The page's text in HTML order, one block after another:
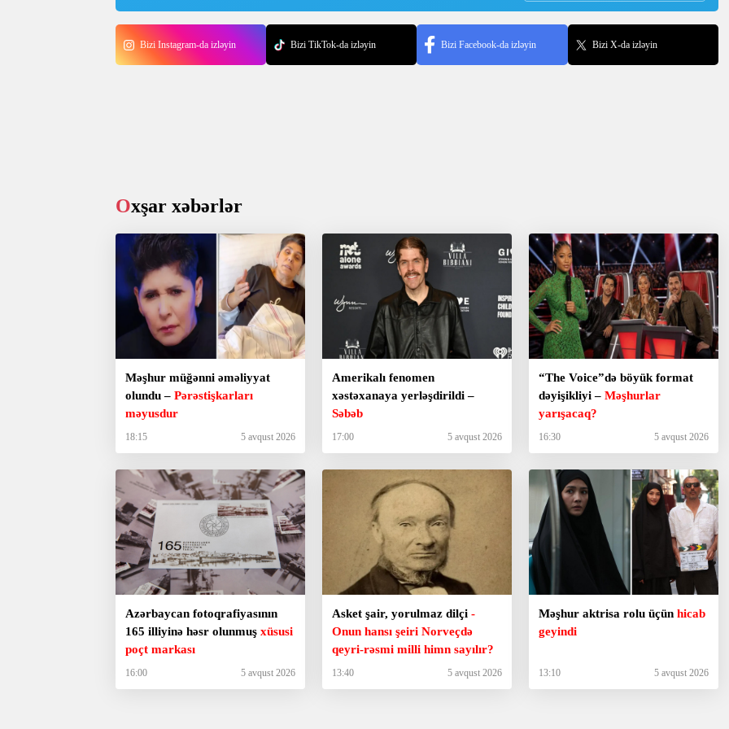
Bizi Instagram-da izləyin Bizi TikTok-da izləyin Bizi Facebook-da izləyin Bizi X-da izləyin
Oxşar xəbərlər
Məşhur müğənni əməliyyat
olundu – Pərəstişkarları
məyusdur
18:15 5 avqust 2026
Amerikalı fenomen
xəstəxanaya yerləşdirildi –
Səbəb
17:00 5 avqust 2026
“The Voice”də böyük format
dəyişikliyi – Məşhurlar
yarışacaq?
16:30 5 avqust 2026
Azərbaycan fotoqrafiyasının
165 illiyinə həsr olunmuş xüsusi
poçt markası
16:00 5 avqust 2026
Asket şair, yorulmaz dilçi -
Onun hansı şeiri Norveçdə
qeyri-rəsmi milli himn sayılır?
13:40 5 avqust 2026
Məşhur aktrisa rolu üçün hicab
geyindi
13:10 5 avqust 2026